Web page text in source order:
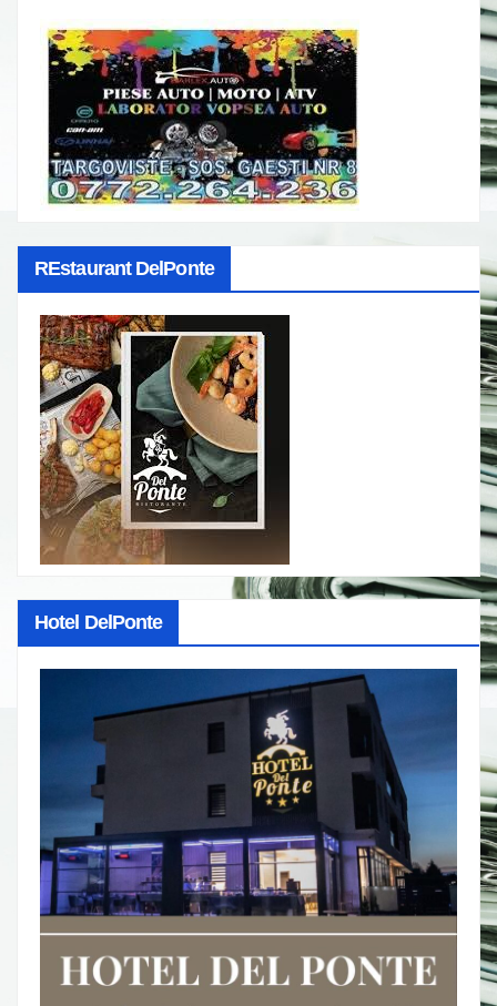
REstaurant DelPonte
Hotel DelPonte